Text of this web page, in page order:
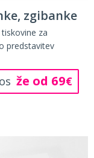
zgibanke
za
predstavitev
že od 69€